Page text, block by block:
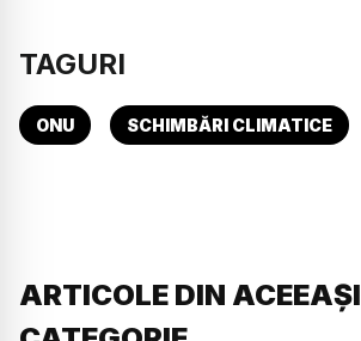
TAGURI
ONU SCHIMBĂRI CLIMATICE
ARTICOLE DIN ACEEAȘI